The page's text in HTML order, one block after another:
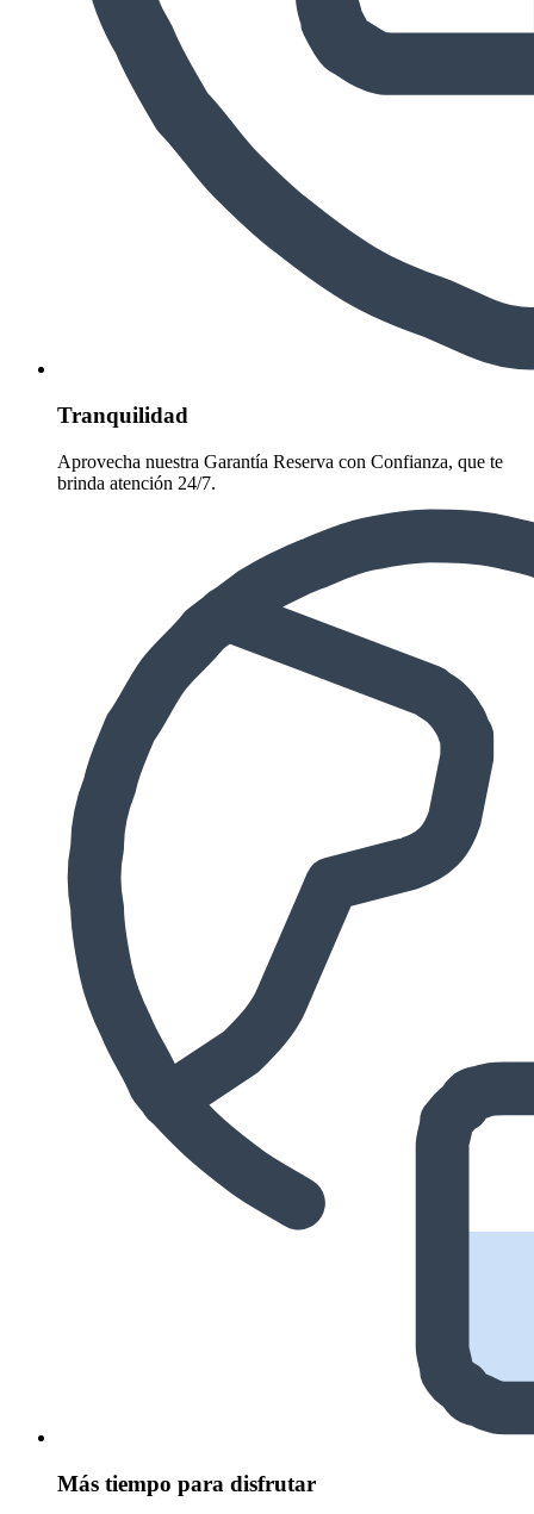
Tranquilidad
Aprovecha nuestra Garantía Reserva con Confianza, que te
brinda atención 24/7.
Más tiempo para disfrutar